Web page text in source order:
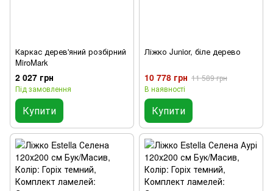
Каркас дерев'яний розбірний
MiroMark
2 027 грн
Під замовлення
Купити
Ліжко Junior, біле дерево
10 778 грн 11 589 грн
В наявності
Купити